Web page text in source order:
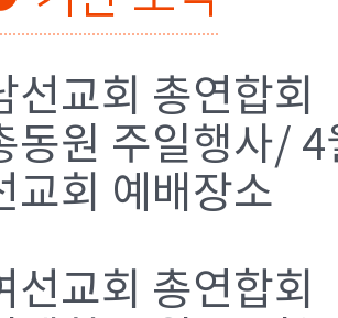
선교회 총연합회
동원 주일행사/
교회 예배장소
선교회 총연합회